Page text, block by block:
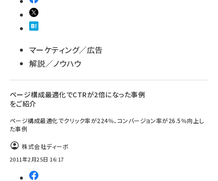
マーケティング／広告
解説／ノウハウ
ページ構成最適化でCTRが2倍になった事例
をご紹介
ページ構成最適化でクリック率が224％、コンバージョン率が26.5％向上し
た事例
株式会社ディーボ
2011年2月25日 16:17